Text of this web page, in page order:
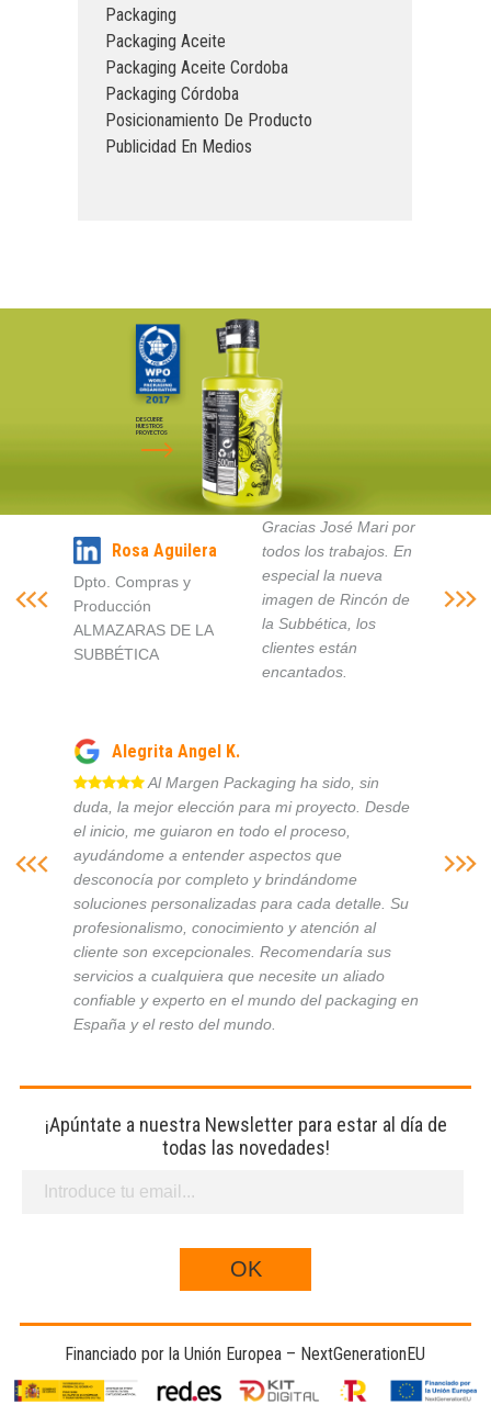
Packaging
Packaging Aceite
Packaging Aceite Cordoba
Packaging Córdoba
Posicionamiento De Producto
Publicidad En Medios
DESCUBRE
NUESTROS
PROYECTOS
Rosa Aguilera
Dpto. Compras y
Producción
ALMAZARAS DE LA
SUBBÉTICA
Gracias José Mari por
todos los trabajos. En
especial la nueva
imagen de Rincón de
la Subbética, los
clientes están
encantados.
Alegrita Angel K.
Al Margen Packaging ha sido, sin
duda, la mejor elección para mi proyecto. Desde
el inicio, me guiaron en todo el proceso,
ayudándome a entender aspectos que
desconocía por completo y brindándome
soluciones personalizadas para cada detalle. Su
profesionalismo, conocimiento y atención al
cliente son excepcionales. Recomendaría sus
servicios a cualquiera que necesite un aliado
confiable y experto en el mundo del packaging en
España y el resto del mundo.
¡Apúntate a nuestra Newsletter para estar al día de
todas las novedades!
Financiado por la Unión Europea – NextGenerationEU